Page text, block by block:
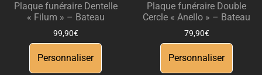
Plaque funéraire Dentelle
« Filum » – Bateau
99,90€
Personnaliser
Plaque funéraire Double
Cercle « Anello » – Bateau
79,90€
Personnaliser